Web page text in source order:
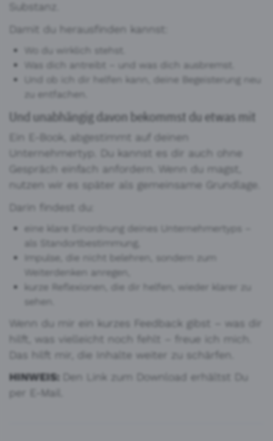
Substanz.
Damit du herausfinden kannst:
Wo du wirklich stehst.
Was dich antreibt – und was dich ausbremst.
Und ob ich dir helfen kann, deine Begeisterung neu
zu entfachen.
Und unabhängig davon bekommst du etwas mit
Ein E-Book, abgestimmt auf deinen
Unternehmertyp. Du kannst es dir auch ohne
Gespräch einfach anfordern. Wenn du magst,
nutzen wir es später als gemeinsame Grundlage.
Darin findest du:
eine klare Einordnung deines Unternehmertyps –
als Standortbestimmung,
Impulse, die nicht belehren, sondern zum
Weiterdenken anregen,
kurze Reflexionen, die dir helfen, wieder klarer zu
sehen.
Wenn du mir ein kurzes Feedback gibst – was dir
hilft, was vielleicht noch fehlt – freue ich mich.
Das hilft mir, die Inhalte weiter zu schärfen.
HINWEIS:
Den Link zum Download erhältst Du
per E-Mail.